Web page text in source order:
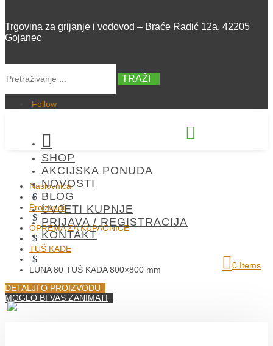
Trgovina za grijanje i vodovod – Braće Radić 12a, 42205
Gojanec
TRAŽI
Follow


SHOP
AKCIJSKA PONUDA
NOVOSTI
BLOG
UVJETI KUPNJE
PRIJAVA / REGISTRACIJA
KONTAKT
0 Items
Naslovnica
$
Proizvodi
$
OPREMA ZA KUPAONICE
$
TUŠ KADE
$
LUNA 80 TUŠ KADA 800×800 mm
DETALJI O PROIZVODU
MOGLO BI VAS ZANIMATI